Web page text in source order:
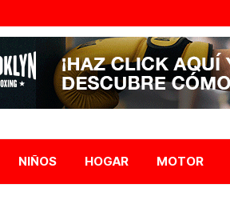
NIÑOS HOGAR MOTOR